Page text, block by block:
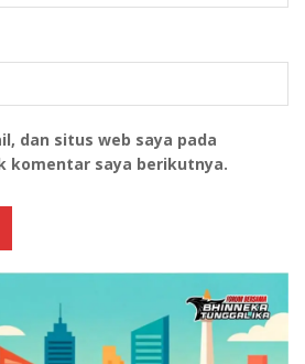
Singkat dengan Rekan
berarti Anda harus
diri dengan tumpukan tugas.
waktu beberapa menit
menceritakan momen seru
seperti itu dapat dipakai
sebelum bekerja.
dan situs web saya pada
komentar saya berikutnya.